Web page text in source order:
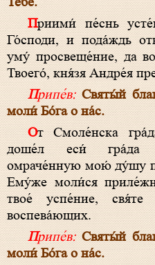
Приими́ пе́снь усте́н мои́х, Человеколю́бче
Го́споди, и пода́ждь
уму́ просвеще́ние, да
Твоего́, кня́зя Андре́я
Припе́в: Святы́й
моли́ Бо́га о на́с.
От Смоле́нска гра́да возсия́в, я́ко со́лнце,
доше́л еси́ гра́да
омраче́нную мою́ ду́шу
Ему́же моли́ся
твое́ успе́ние,
воспева́ющих.
Припе́в: Святы́й
моли́ Бо́га о на́с.